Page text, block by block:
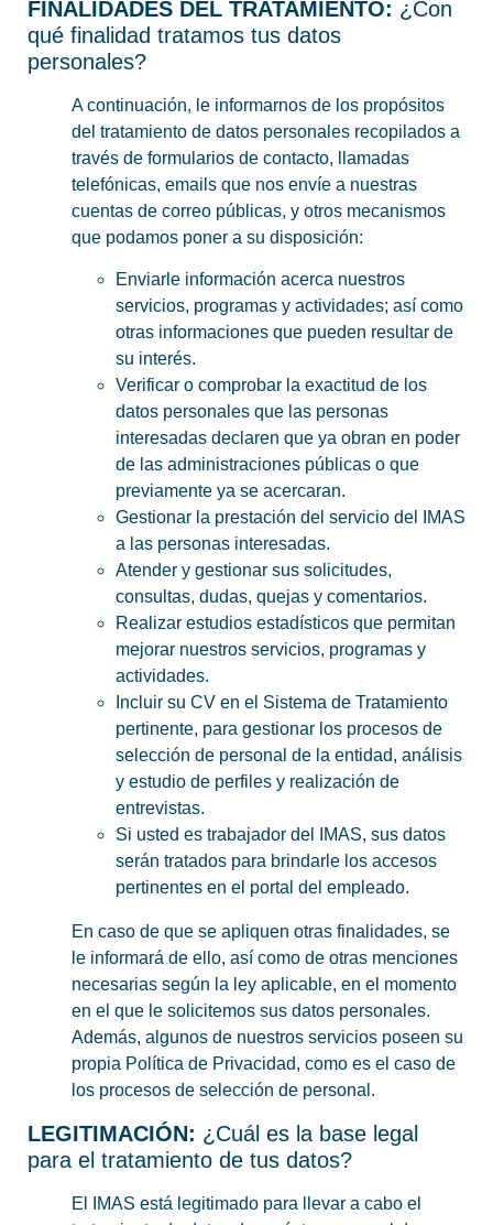
FINALIDADES DEL TRATAMIENTO: ¿Con
qué finalidad tratamos tus datos
personales?
A continuación, le informarnos de los propósitos
del tratamiento de datos personales recopilados a
través de formularios de contacto, llamadas
telefónicas, emails que nos envíe a nuestras
cuentas de correo públicas, y otros mecanismos
que podamos poner a su disposición:
Enviarle información acerca nuestros
servicios, programas y actividades; así como
otras informaciones que pueden resultar de
su interés.
Verificar o comprobar la exactitud de los
datos personales que las personas
interesadas declaren que ya obran en poder
de las administraciones públicas o que
previamente ya se acercaran.
Gestionar la prestación del servicio del IMAS
a las personas interesadas.
Atender y gestionar sus solicitudes,
consultas, dudas, quejas y comentarios.
Realizar estudios estadísticos que permitan
mejorar nuestros servicios, programas y
actividades.
Incluir su CV en el Sistema de Tratamiento
pertinente, para gestionar los procesos de
selección de personal de la entidad, análisis
y estudio de perfiles y realización de
entrevistas.
Si usted es trabajador del IMAS, sus datos
serán tratados para brindarle los accesos
pertinentes en el portal del empleado.
En caso de que se apliquen otras finalidades, se
le informará de ello, así como de otras menciones
necesarias según la ley aplicable, en el momento
en el que le solicitemos sus datos personales.
Además, algunos de nuestros servicios poseen su
propia Política de Privacidad, como es el caso de
los procesos de selección de personal.
LEGITIMACIÓN: ¿Cuál es la base legal
para el tratamiento de tus datos?
El IMAS está legitimado para llevar a cabo el